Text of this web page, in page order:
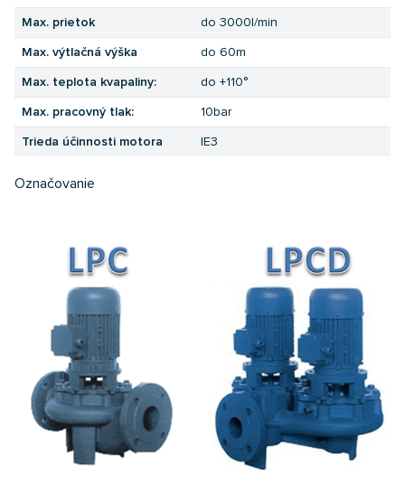
Max. prietok do 3000l/min
Max. výtlačná výška do 60m
Max. teplota kvapaliny: do +110°
Max. pracovný tlak: 10bar
Trieda účinnosti motora IE3
Označovanie